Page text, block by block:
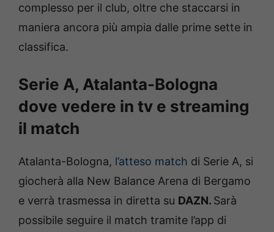
complesso per il club, oltre che staccarsi in
maniera ancora più ampia dalle prime sette in
classifica.
Serie A, Atalanta-Bologna
dove vedere in tv e streaming
il match
Atalanta-Bologna, l’atteso match di Serie A, si
giocherà alla New Balance Arena di Bergamo
e verrà trasmessa in diretta su DAZN. Sarà
possibile seguire il match tramite l’app di